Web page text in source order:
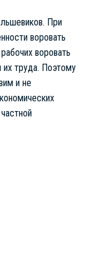
При
воровать
воровать
их труда. Поэтому
и не